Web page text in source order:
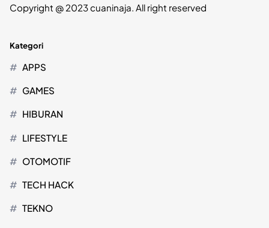
Copyright @ 2023 cuaninaja. All right reserved
Kategori
APPS
GAMES
HIBURAN
LIFESTYLE
OTOMOTIF
TECH HACK
TEKNO